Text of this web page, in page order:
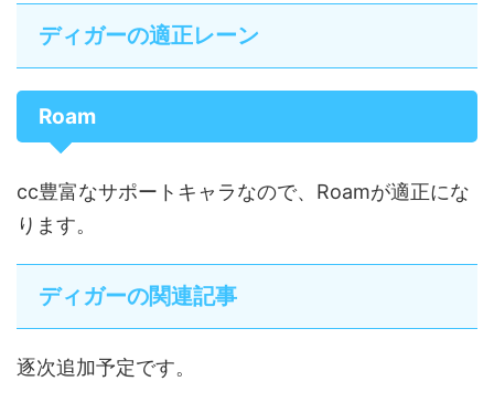
ディガーの適正レーン
Roam
cc豊富なサポートキャラなので、Roamが適正にな
ります。
ディガーの関連記事
逐次追加予定です。